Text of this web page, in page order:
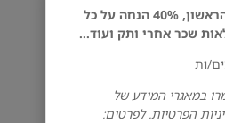
עובד חברה מהיום הראשון, 40% הנחה על כל
שכר אחרי ותק ועוד...
ות
במאגרי המידע של
הפרטיות. לפרטים: